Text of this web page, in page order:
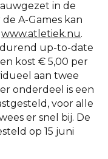
in de
A-Games kan
www.atletiek.nu.
up-to-date
kost € 5,00 per
aan twee
onderdeel is een
voor alle
er snel bij. De
op 15 juni